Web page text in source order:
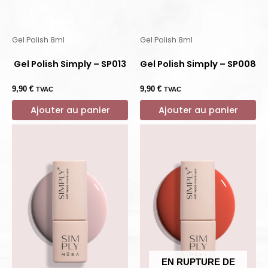
Gel Polish 8ml
Gel Polish Simply – SP013
9,90 € TVAC
Ajouter au panier
Gel Polish 8ml
Gel Polish Simply – SP008
9,90 € TVAC
Ajouter au panier
EN RUPTURE DE